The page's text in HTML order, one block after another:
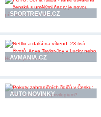
SPORTREVUE.CZ
AVMANIA.CZ
AUTO NOVINKY